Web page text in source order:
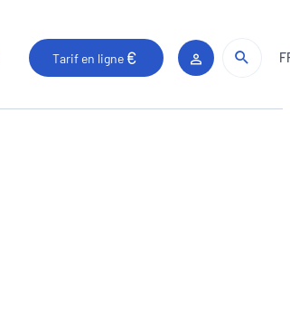
Tarif en ligne
Espace client